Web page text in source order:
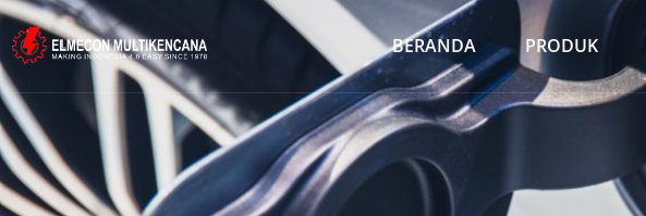
BERANDA PRODUK